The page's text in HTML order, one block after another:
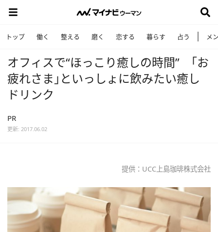
トップ 働く 整える 磨く 恋する 暮らす 占う メ
オフィスで“ほっこり癒しの時間” ｢お
疲れさま｣といっしょに飲みたい癒し
ドリンク
PR
更新: 2017.06.02
提供：UCC上島珈琲株式会社